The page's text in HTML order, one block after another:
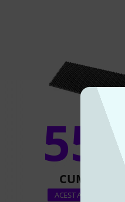
55%
CUMPĂRAT
ACEST ARTICOL EXACT